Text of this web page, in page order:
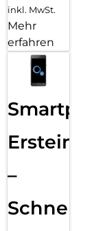
inkl. MwSt.
Mehr
erfahren
–
Schnelle